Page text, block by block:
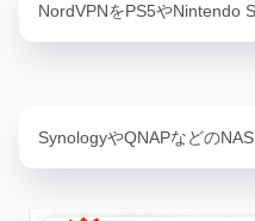
NordVPNをPS5やNintendo
SynologyやQNAPなどの